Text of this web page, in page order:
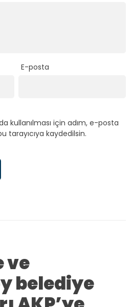
E-posta
kullanılması için adım, e-posta
tarayıcıya kaydedilsin.
ve
belediye